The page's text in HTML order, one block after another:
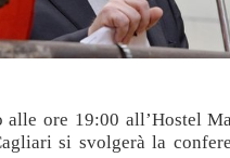
ore 19:00 all’Hostel
si svolgerà la